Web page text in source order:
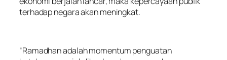
terhadap negara akan meningkat.
“Ramadhan adalah momentum penguatan